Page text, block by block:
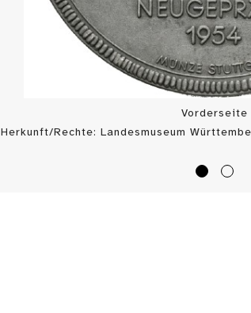
Vorderseite
Herkunft/Rechte: Landesmuseum